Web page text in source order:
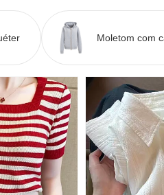
Moletom com